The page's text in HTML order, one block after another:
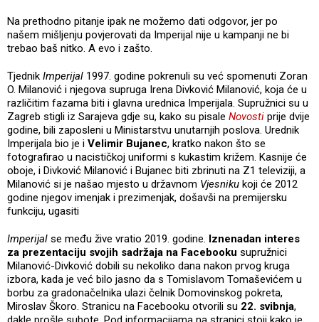
Na prethodno pitanje ipak ne možemo dati odgovor, jer po
našem mišljenju povjerovati da Imperijal nije u kampanji ne bi
trebao baš nitko. A evo i zašto.
Tjednik Imperijal 1997. godine pokrenuli su već spomenuti Zoran
O. Milanović i njegova supruga Irena Divković Milanović, koja će u
različitim fazama biti i glavna urednica Imperijala. Supružnici su u
Zagreb stigli iz Sarajeva gdje su, kako su pisale Novosti prije dvije
godine, bili zaposleni u Ministarstvu unutarnjih poslova. Urednik
Imperijala bio je i Velimir Bujanec, kratko nakon što se
fotografirao u nacističkoj uniformi s kukastim križem. Kasnije će
oboje, i Divković Milanović i Bujanec biti zbrinuti na Z1 televiziji, a
Milanović si je našao mjesto u državnom Vjesniku koji će 2012
godine njegov imenjak i prezimenjak, došavši na premijersku
funkciju, ugasiti
Imperijal se među žive vratio 2019. godine. Iznenadan interes
za prezentaciju svojih sadržaja na Facebooku supružnici
Milanović-Divković dobili su nekoliko dana nakon prvog kruga
izbora, kada je već bilo jasno da s Tomislavom Tomaševićem u
borbu za gradonačelnika ulazi čelnik Domovinskog pokreta,
Miroslav Škoro. Stranicu na Facebooku otvorili su 22. svibnja,